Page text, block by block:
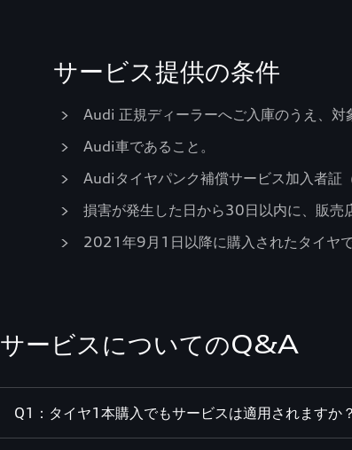
サービス提供の条件
Audi 正規ディーラーへご入庫のうえ、対
Audi車であること。
Audiタイヤパンク補償サービス加入者証
損害が発生した日から30日以内に、販売
2021年9月1日以降に購入されたタイヤで
サービスについてのQ&A
Q1：タイヤ1本購入でもサービスは適用されますか？